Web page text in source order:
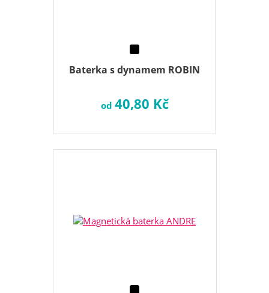
Baterka s dynamem ROBIN
od 40,80 Kč